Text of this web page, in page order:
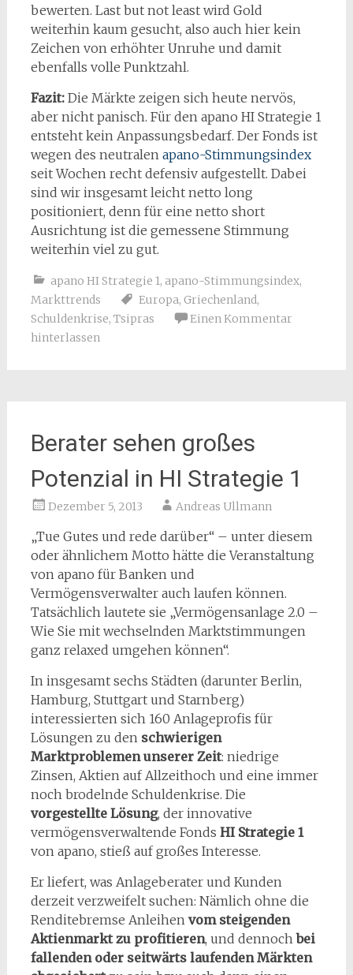
bewerten. Last but not least wird Gold
weiterhin kaum gesucht, also auch hier kein
Zeichen von erhöhter Unruhe und damit
ebenfalls volle Punktzahl.
Fazit:Die Märkte zeigen sich heute nervös,
aber nicht panisch. Für den apano HI Strategie 1
entsteht kein Anpassungsbedarf. Der Fonds ist
wegen des neutralen apano-Stimmungsindex
seit Wochen recht defensiv aufgestellt. Dabei
sind wir insgesamt leicht netto long
positioniert, denn für eine netto short
Ausrichtung ist die gemessene Stimmung
weiterhin viel zu gut.
apano HI Strategie 1, apano-Stimmungsindex,
Markttrends
Europa, Griechenland,
Schuldenkrise, Tsipras
Einen Kommentar
hinterlassen
Berater sehen großes
Potenzial in HI Strategie 1
Dezember 5, 2013 Andreas Ullmann
„Tue Gutes und rede darüber“ – unter diesem
oder ähnlichem Motto hätte die Veranstaltung
von apano für Banken und
Vermögensverwalter auch laufen können.
Tatsächlich lautete sie „Vermögensanlage 2.0 –
Wie Sie mit wechselnden Marktstimmungen
ganz relaxed umgehen können“.
In insgesamt sechs Städten (darunter Berlin,
Hamburg, Stuttgart und Starnberg)
interessierten sich 160 Anlageprofis für
Lösungen zu den schwierigen
Marktproblemen unserer Zeit: niedrige
Zinsen, Aktien auf Allzeithoch und eine immer
noch brodelnde Schuldenkrise. Die
vorgestellte Lösung, der innovative
vermögensverwaltende Fonds HI Strategie 1
von apano, stieß auf großes Interesse.
Er liefert, was Anlageberater und Kunden
derzeit verzweifelt suchen: Nämlich ohne die
Renditebremse Anleihen vom steigenden
Aktienmarkt zu profitieren, und dennochbei
fallenden oder seitwärts laufenden Märkten